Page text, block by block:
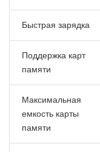
Быстрая зарядка
Поддержка карт
памяти
Максимальная
емкость карты
памяти